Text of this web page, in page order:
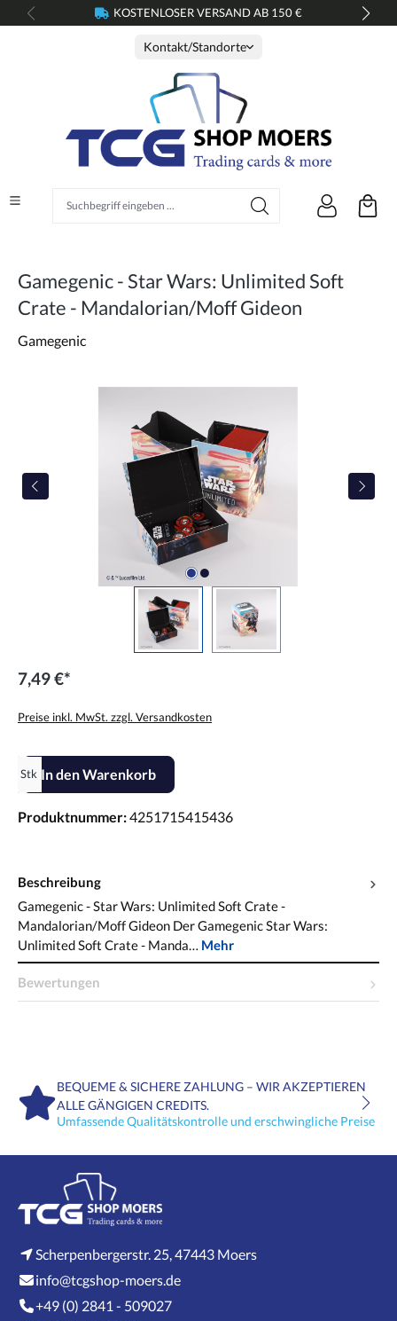
springen KOSTENLOSER VERSAND AB 150 €
Kontakt/Standorte
Gamegenic - Star Wars: Unlimited Soft
Crate - Mandalorian/Moff Gideon
Gamegenic
7,49 €*
Preise inkl. MwSt. zzgl. Versandkosten
Produkt Anzahl: Gib den gewünschten Wert ein oder benutze die
Stk In den Warenkorb
Produktnummer:4251715415436
Beschreibung
Gamegenic - Star Wars: Unlimited Soft Crate -
Mandalorian/Moff Gideon Der Gamegenic Star Wars:
Unlimited Soft Crate - Manda… Mehr
Bewertungen
BEQUEME & SICHERE ZAHLUNG – WIR AKZEPTIEREN
ALLE GÄNGIGEN CREDITS.
Umfassende Qualitätskontrolle und erschwingliche Preise
Scherpenbergerstr. 25, 47443 Moers
info@tcgshop-moers.de
+49 (0) 2841 - 509027